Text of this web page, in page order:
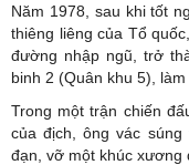
Năm 1978, sau khi tốt
thiêng liêng của Tổ
đường nhập ngũ, trở
binh 2 (Quân khu 5),
Trong một trận chiến
của địch, ông vác
đạn, vỡ một khúc xương